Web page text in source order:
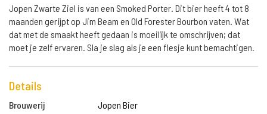
Jopen Zwarte Ziel is van een Smoked Porter. Dit bier heeft 4 tot 8
maanden gerijpt op Jim Beam en Old Forester Bourbon vaten. Wat
dat met de smaakt heeft gedaan is moeilijk te omschrijven; dat
moet je zelf ervaren. Sla je slag als je een flesje kunt bemachtigen.
Details
Brouwerij
Jopen Bier